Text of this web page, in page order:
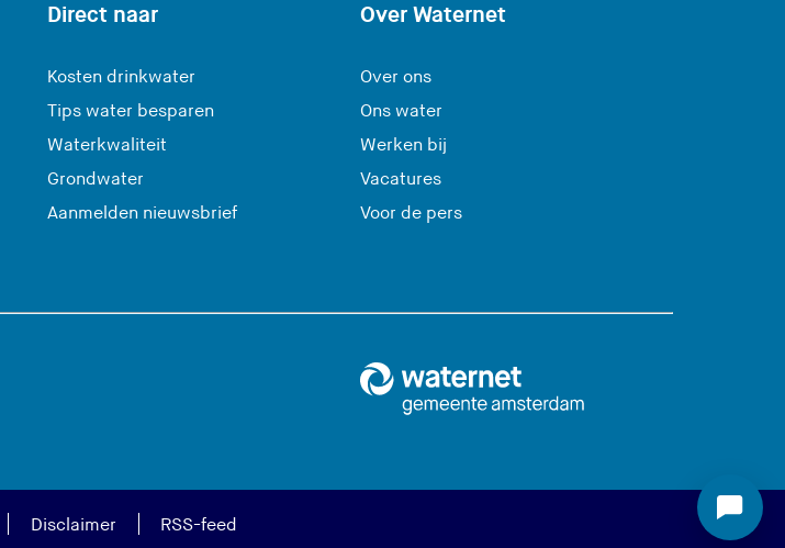
S
Direct naar
Kosten drinkwater
Tips water besparen
Waterkwaliteit
Grondwater
Aanmelden nieuwsbrief(
Over Waternet
Over ons
Ons water
Werken bij
Vacatures
Voor de pers
Disclaimer RSS-feed